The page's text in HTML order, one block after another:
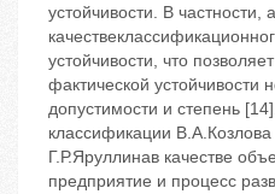
устойчивости. В частности,
устойчивости, что
фактической устойчивости
допустимости и степень
классификации
Г.Р.Яруллинав качестве
предприятие и процесс